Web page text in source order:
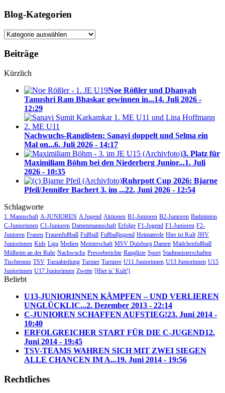
Blog-Kategorien
Blog-
Beiträge
Kürzlich
Noe Rößler und Dhanyah
Tanushri Ram Bhaskar gewinnen in...14. Juli 2026 -
12:29
Nachwuchs-Ranglisten: Sanavi doppelt und Selma ein
Mal on...6. Juli 2026 - 14:17
3. Platz für
Maximiliam Böhm bei den Niederberg Junior...1. Juli
2026 - 10:35
Ruhrpott Cup 2026: Bjarne
Pfeil/Jennifer Bachert 3. im ...22. Juni 2026 - 12:54
Schlagworte
1. Mannschaft A-JUNIOREN A Jugend Aktionen B1-Junioren B2-Junioren Badminton
C-Juniorinnen C1-Junioren Damenmannschaft Erfolge F1-Jugend F1-Junioren F2-
Junioren Frauen Frauenfußball Fußball Fußballjugend Heimaterde Hier ist Kult JHV
Juniorinnen Kids Liga Medien Meisterschaft MSV Duisburg Damen Mädchenfußball
Mülheim an der Ruhr Nachwuchs Presseberichte Rangliste Sport Stadtmeisterschaften
Tischtennis TSV Turnabteilung Turnier Turniere U11 Juniorinnen U13 Juniorinnen U15
Juniorinnen U17 Juniorinnen Zweite [Hier is’ Kult!]
Beliebt
U13-JUNIORINNEN KÄMPFEN – UND VERLIEREN
UNGLÜCKLIC...2. Dezember 2013 - 22:14
C-JUNIOREN SCHAFFEN AUFSTIEG!23. Juni 2014 -
10:40
ERFOLGREICHER START FÜR DIE C-JUGEND12.
Juni 2014 - 19:45
TSV-TEAMS WAHREN SICH MIT ZWEI SIEGEN
ALLE CHANCEN IM A...19. Juni 2014 - 19:56
Rechtliches